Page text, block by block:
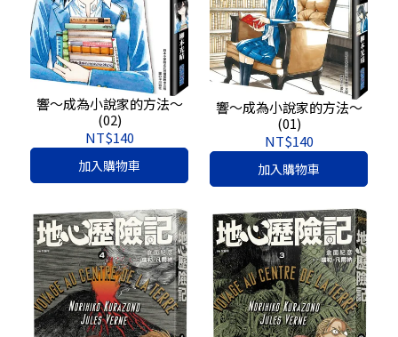
響～成為小說家的方法～
(02)
NT$140
加入購物車
響～成為小說家的方法～
(01)
NT$140
加入購物車